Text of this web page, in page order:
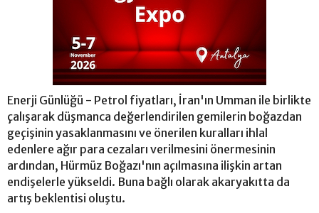
Enerji Günlüğü - Petrol fiyatları, İran'ın Umman ile birlikte
çalışarak düşmanca değerlendirilen gemilerin boğazdan
geçişinin yasaklanmasını ve önerilen kuralları ihlal
edenlere ağır para cezaları verilmesini önermesinin
ardından, Hürmüz Boğazı'nın açılmasına ilişkin artan
endişelerle yükseldi. Buna bağlı olarak akaryakıtta da
artış beklentisi oluştu.